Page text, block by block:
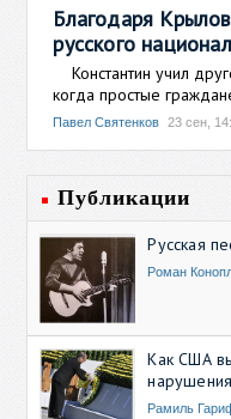
Благодаря
русского
Константин учил
когда простые
Павел Святенков 23 сен,
Публикации
Русская
Роман
Как США
Рамиль